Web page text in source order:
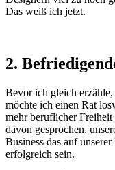
Das weiß ich jetzt.
2.
Bevor ich gleich erzähle,
möchte ich einen Rat
mehr beruflicher
davon gesprochen,
Business das auf
erfolgreich sein.